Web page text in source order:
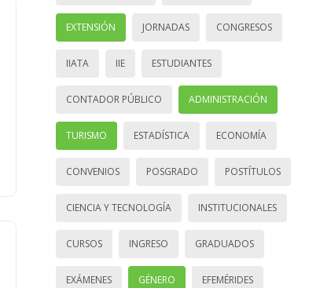
EXTENSIÓN JORNADAS CONGRESOS
IIATA IIE ESTUDIANTES
CONTADOR PÚBLICO ADMINISTRACIÓN
TURISMO ESTADÍSTICA ECONOMÍA
CONVENIOS POSGRADO POSTÍTULOS
CIENCIA Y TECNOLOGÍA INSTITUCIONALES
CURSOS INGRESO GRADUADOS
EXÁMENES GÉNERO EFEMÉRIDES